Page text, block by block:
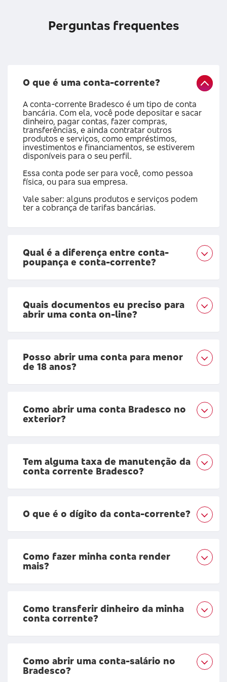
Perguntas frequentes
O que é uma conta-corrente?
A conta-corrente Bradesco é um tipo de conta
bancária. Com ela, você pode depositar e sacar
dinheiro, pagar contas, fazer compras,
transferências, e ainda contratar outros
produtos e serviços, como empréstimos,
investimentos e financiamentos, se estiverem
disponíveis para o seu perfil.
Essa conta pode ser para você, como pessoa
física, ou para sua empresa.
Vale saber: alguns produtos e serviços podem
ter a cobrança de tarifas bancárias.
Qual é a diferença entre conta-
poupança e conta-corrente?
Quais documentos eu preciso para
abrir uma conta on-line?
Posso abrir uma conta para menor
de 18 anos?
Como abrir uma conta Bradesco no
exterior?
Tem alguma taxa de manutenção da
conta corrente Bradesco?
O que é o dígito da conta-corrente?
Como fazer minha conta render
mais?
Como transferir dinheiro da minha
conta corrente?
Como abrir uma conta-salário no
Bradesco?